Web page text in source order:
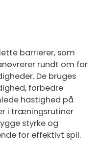
barrierer, som
rundt om for
De bruges
forbedre
hastighed på
i træningsrutiner
styrke og
for effektivt spil.